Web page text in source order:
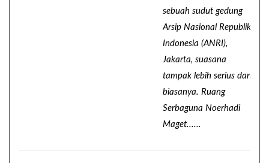
sebuah sudut gedung
Arsip Nasional Republik
Indonesia (ANRI),
Jakarta, suasana
tampak lebih serius dari
biasanya. Ruang
Serbaguna Noerhadi
Maget......